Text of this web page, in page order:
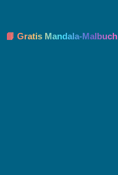
📘 Gratis Mandala-Malbuch